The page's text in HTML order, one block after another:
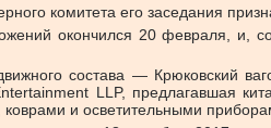
комитета его заседания
окончился 20 февраля, и,
состава — Крюковский
LLP, предлагавшая
и осветительными